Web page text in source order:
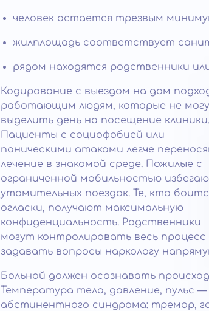
человек остается трезвым
жилплощадь соответствует
рядом находятся родственники
Кодирование с выездом на дом
работающим людям, которые не
выделить день на посещение клиники.
Пациенты с социофобией или
паническими атаками легче
лечение в знакомой среде. Пожилые с
ограниченной мобильностью
утомительных поездок. Те, кто
огласки, получают максимальную
конфиденциальность. Родственники
могут контролировать весь процесс
задавать вопросы наркологу
Больной должен осознавать
Температура тела, давление, пульс
абстинентного синдрома: тремор,